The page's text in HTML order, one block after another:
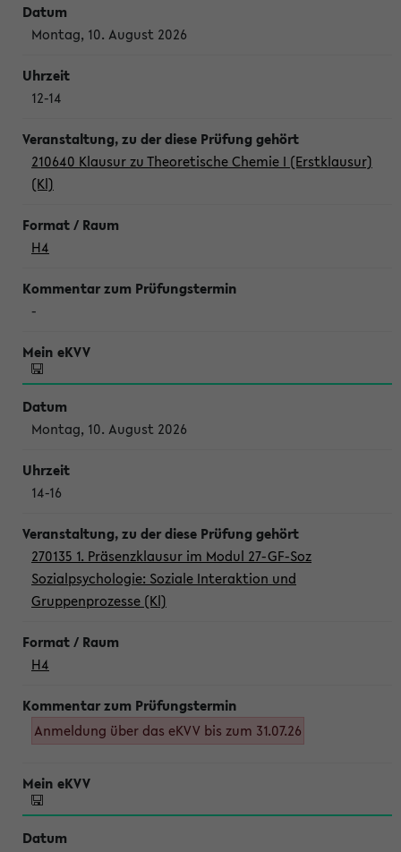
Montag, 10. August 2026
12-14
210640 Klausur zu Theoretische Chemie I (Erstklausur)
(Kl)
H4
-
Montag, 10. August 2026
14-16
270135 1. Präsenzklausur im Modul 27-GF-Soz
Sozialpsychologie: Soziale Interaktion und
Gruppenprozesse (Kl)
H4
Anmeldung über das eKVV bis zum 31.07.26